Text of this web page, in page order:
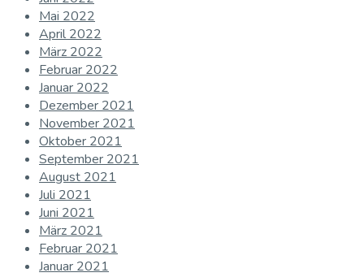
Mai 2022
April 2022
März 2022
Februar 2022
Januar 2022
Dezember 2021
November 2021
Oktober 2021
September 2021
August 2021
Juli 2021
Juni 2021
März 2021
Februar 2021
Januar 2021